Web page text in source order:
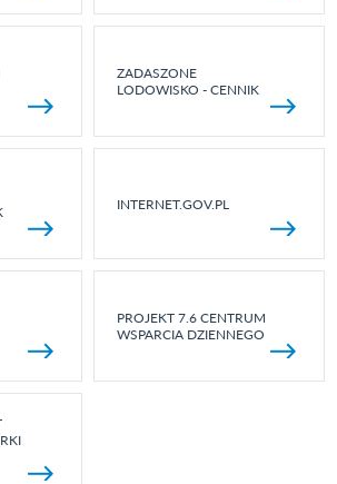
ZADASZONE
LODOWISKO - CENNIK
INTERNET.GOV.PL
PROJEKT 7.6 CENTRUM
WSPARCIA DZIENNEGO